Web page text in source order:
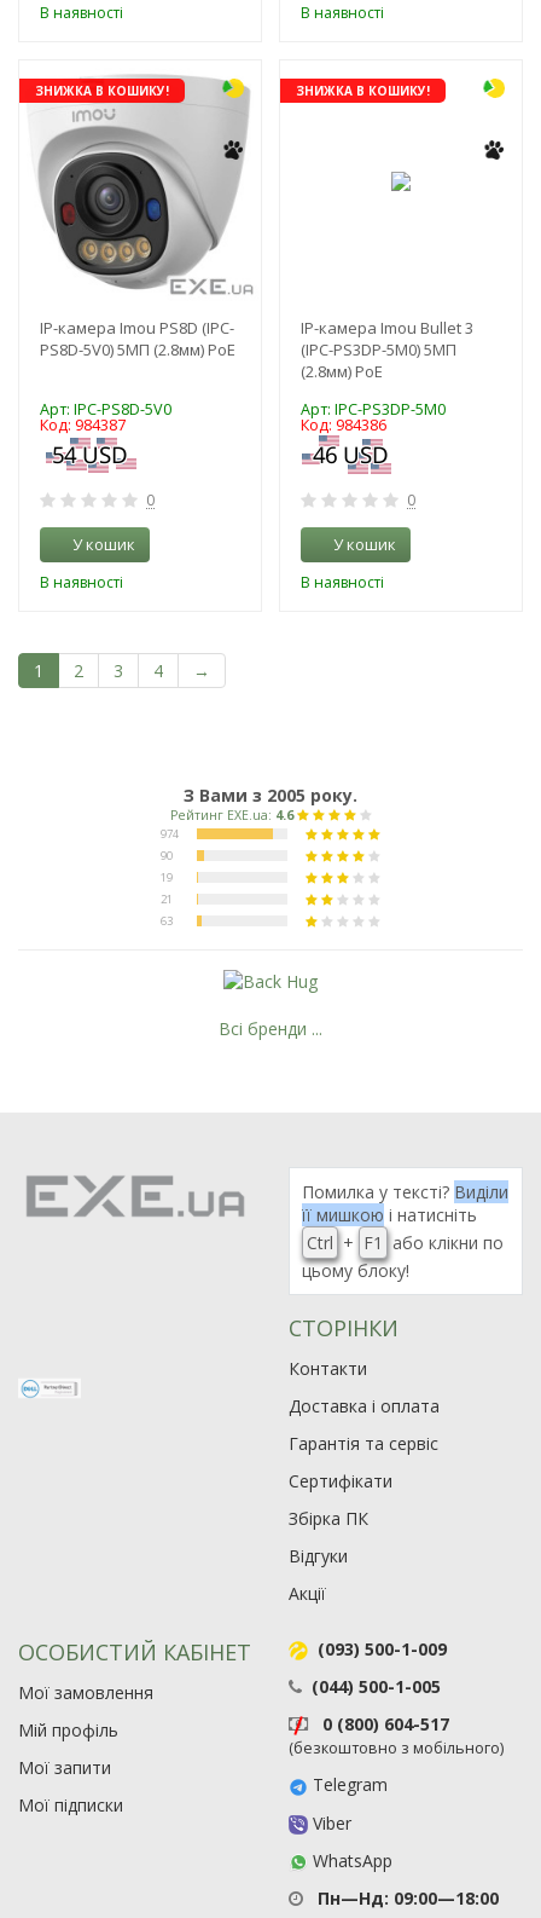
В наявності В наявності
ЗНИЖКА В КОШИКУ!
IP-камера Imou PS8D (IPC-
PS8D-5V0) 5МП (2.8мм) PoE
Арт: IPC-PS8D-5V0
Код: 984387
0
У кошик
В наявності
ЗНИЖКА В КОШИКУ!
IP-камера Imou Bullet 3
(IPC-PS3DP-5M0) 5МП
(2.8мм) PoE
Арт: IPC-PS3DP-5M0
Код: 984386
0
У кошик
В наявності
1 2 3 4 →
З Вами з 2005 року.
Всі бренди ...
Помилка у тексті? Виділи
її мишкою і натисніть
Ctrl + F1
або клікни по
цьому блоку!
СТОРІНКИ
Контакти
Доставка і оплата
Гарантія та сервіс
Сертифікати
Збірка ПК
Відгуки
Акції
ОСОБИСТИЙ КАБІНЕТ
Мої замовлення
Мій профіль
Мої запити
Мої підписки
(093) 500-1-009
(044) 500-1-005
0 (800) 604-517
(безкоштовно з мобільного)
Telegram
Viber
WhatsApp
Пн—Нд: 09:00—18:00